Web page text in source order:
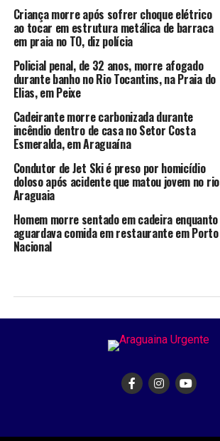
Criança morre após sofrer choque elétrico
ao tocar em estrutura metálica de barraca
em praia no TO, diz polícia
Policial penal, de 32 anos, morre afogado
durante banho no Rio Tocantins, na Praia do
Elias, em Peixe
Cadeirante morre carbonizada durante
incêndio dentro de casa no Setor Costa
Esmeralda, em Araguaína
Condutor de Jet Ski é preso por homicídio
doloso após acidente que matou jovem no rio
Araguaia
Homem morre sentado em cadeira enquanto
aguardava comida em restaurante em Porto
Nacional